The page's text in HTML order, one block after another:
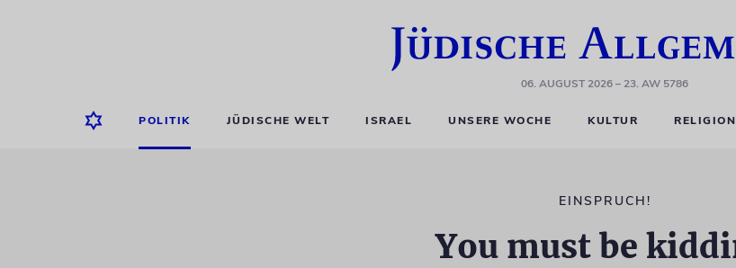
06. AUGUST 2026– 23. AW 5786
POLITIK JÜDISCHE WELT ISRAEL UNSERE WOCHE KULTUR RELIGION
EINSPRUCH!
You must be